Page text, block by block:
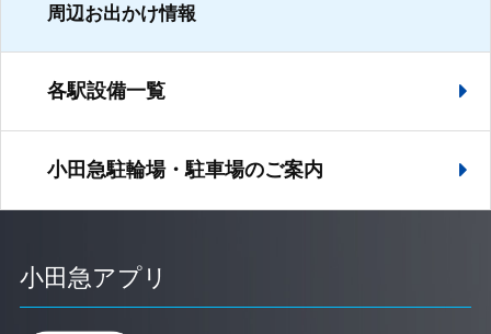
周辺お出かけ情報
各駅設備一覧
小田急駐輪場・駐車場のご案内
小田急アプリ